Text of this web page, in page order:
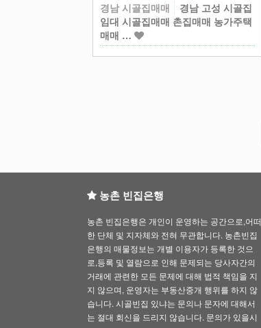
경남 시골집매매
경남 고성 시골집
임대 시골집매매 촌집매매 농가주택
매매 …
농촌 빈집은행
농촌 빈집은행은 개인이 운영하는 공간으로,어떠
한 단체 및 지자체와 전혀 무관합니다. 농촌빈집
은행의 매물정보는 개별 이용자가 등록한 것으
로,등록 및 열람으로 인해 문제되는 당사자간의
거래에 관련한 모든 문제에 대해 법적 책임을 지
지 않으며, 운영자는 부동산중개 행위를 하지 않
습니다. 시골빈집 있냐는 문의나 문자에 대해서
는 절대 회신을 드리지 않습니다. 문의가 있을시